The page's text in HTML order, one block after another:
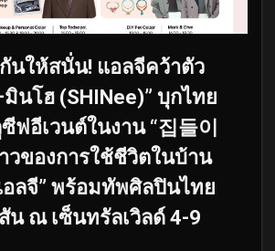
นให้สนั่น! แอลจีคว้าตัว
นโฮ (SHINee)” บุกไทย
ฟอีเวนต์ในงาน “집들이
วของการใช้ชีวิตในบ้าน
ลจี” พร้อมทัพศิลปินไทย
น ณ เซ็นทรัลเวิลด์ 4-9